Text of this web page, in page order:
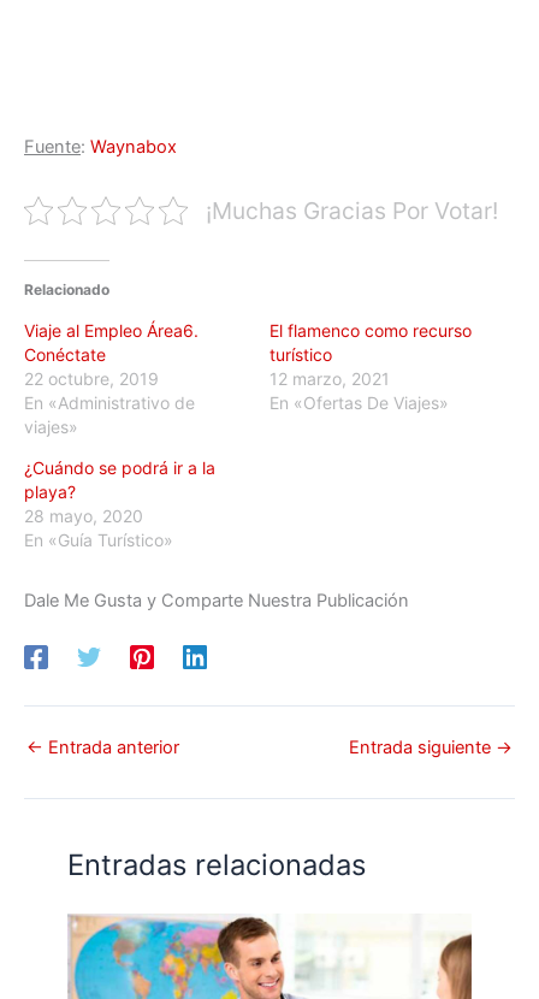
Fuente: Waynabox
¡Muchas Gracias Por Votar!
Relacionado
Viaje al Empleo Área6.
Conéctate
22 octubre, 2019
En «Administrativo de
viajes»
El flamenco como recurso
turístico
12 marzo, 2021
En «Ofertas De Viajes»
¿Cuándo se podrá ir a la
playa?
28 mayo, 2020
En «Guía Turístico»
Dale Me Gusta y Comparte Nuestra Publicación
← Entrada anterior Entrada siguiente →
Entradas relacionadas